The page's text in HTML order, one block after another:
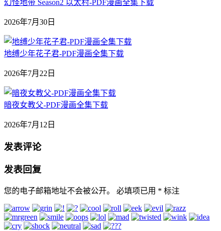
幻怪地带 Season2 以太村-PDF漫画全集下载
2026年7月30日
地缚少年花子君-PDF漫画全集下载
2026年7月22日
暗夜女教父-PDF漫画全集下载
2026年7月12日
发表评论
发表回复
您的电子邮箱地址不会被公开。 必填项已用 * 标注